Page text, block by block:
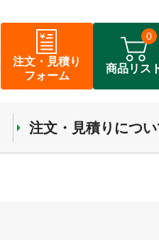
注文・見積り
フォーム
商品リス
0
注文・見積りにつ